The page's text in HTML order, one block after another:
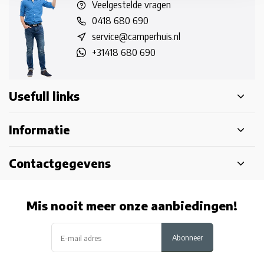
Veelgestelde vragen
0418 680 690
service@camperhuis.nl
+31418 680 690
Usefull links
Informatie
Contactgegevens
Mis nooit meer onze aanbiedingen!
Abonneer